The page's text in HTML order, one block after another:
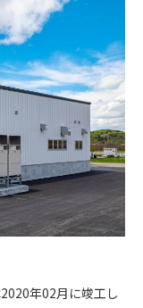
年02月に竣工し